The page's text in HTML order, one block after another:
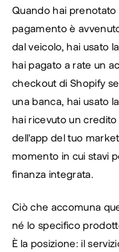
Quando hai prenotato
pagamento è
dal veicolo, hai usato
hai pagato a rate un
checkout di Shopify
una banca, hai usato
hai ricevuto un
dell'app del tuo
momento in cui stavi
finanza integrata.
Ciò che accomuna
né lo specifico
È la posizione: il